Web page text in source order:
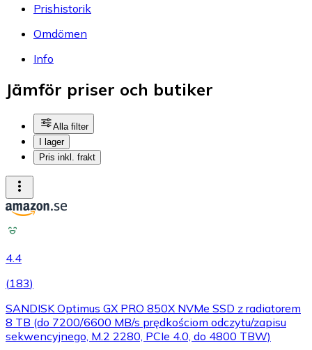
Prishistorik
Omdömen
Info
Jämför priser och butiker
Alla filter
I lager
Pris inkl. frakt
4.4
(183)
SANDISK Optimus GX PRO 850X NVMe SSD z radiatorem
8 TB (do 7200/6600 MB/s prędkościom odczytu/zapisu
sekwencyjnego, M.2 2280, PCIe 4.0, do 4800 TBW)